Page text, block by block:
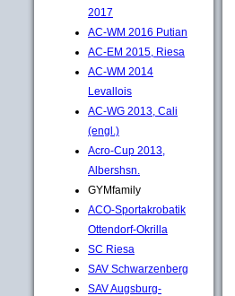
2017
AC-WM 2016 Putian
AC-EM 2015, Riesa
AC-WM 2014
Levallois
AC-WG 2013, Cali
(engl.)
Acro-Cup 2013,
Albershsn.
GYMfamily
ACO-Sportakrobatik
Ottendorf-Okrilla
SC Riesa
SAV Schwarzenberg
SAV Augsburg-